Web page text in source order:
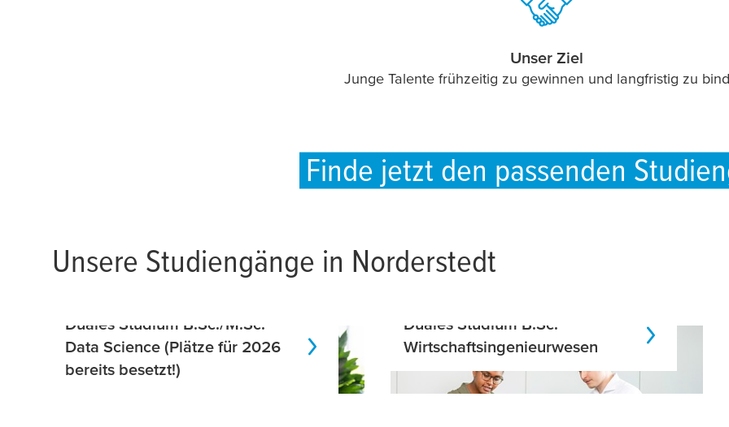
Unser Ziel
Junge Talente frühzeitig zu gewinnen und langfristig zu
Finde jetzt den passenden
Unsere Studiengänge in Norderstedt
Duales Studium B.Sc./M.Sc.
Data Science (Plätze für 2026
bereits besetzt!)
Duales Studium B.Sc.
Wirtschaftsingenieurwesen